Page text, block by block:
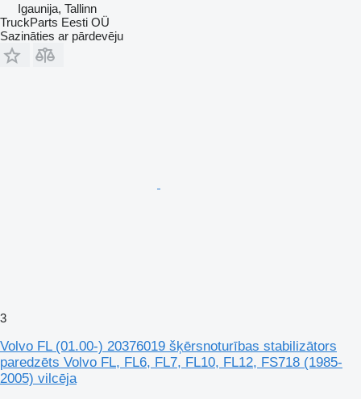
Igaunija, Tallinn
TruckParts Eesti OÜ
Sazināties ar pārdevēju
3
Volvo FL (01.00-) 20376019 šķērsnoturības stabilizātors
paredzēts Volvo FL, FL6, FL7, FL10, FL12, FS718 (1985-
2005) vilcēja